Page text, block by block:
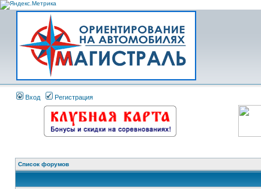
Вход Регистрация
Список форумов